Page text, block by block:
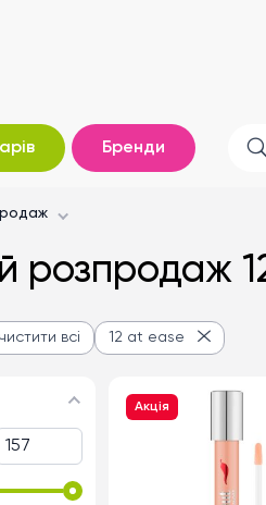
Бренди
розпродаж
всі 12 at ease
Акція